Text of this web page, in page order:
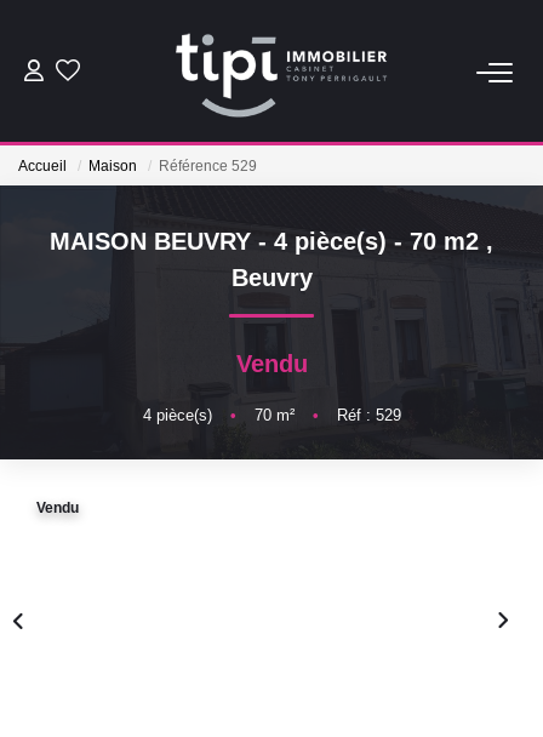
ACHETER
Nos Biens Locations
Nos Biens Loués
VENDRE
Accueil Maison Référence 529
MAISON BEUVRY - 4 pièce(s) - 70 m2 ,
Beuvry
Vendu
4pièce(s) • 70m² • Réf : 529
Vendu